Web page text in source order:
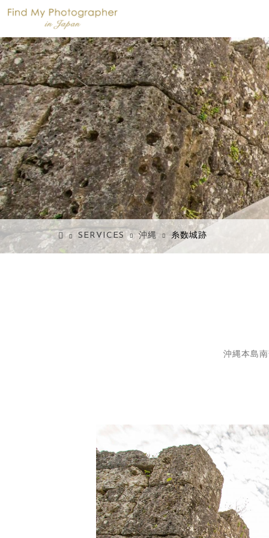
SERVICES 沖縄 糸数城跡
沖縄本島